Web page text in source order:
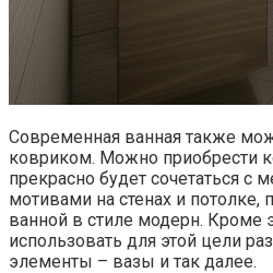
Современная ванная также
ковриком. Можно приобрести
прекрасно будет сочетаться с
мотивами на стенах и потолке,
ванной в стиле модерн. Кроме
использовать для этой цели
элементы – вазы и так далее.